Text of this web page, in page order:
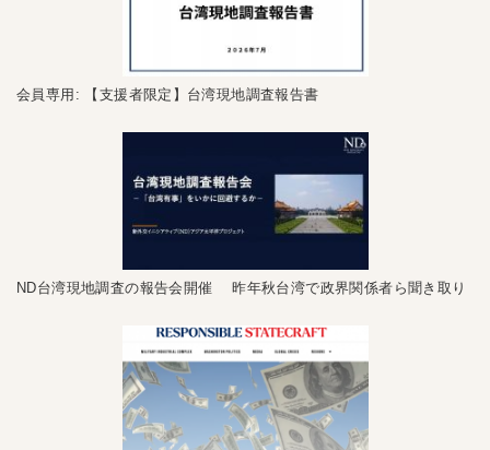
会員専用: 【支援者限定】台湾現地調査報告書
ND台湾現地調査の報告会開催 昨年秋台湾で政界関係者ら聞き取り